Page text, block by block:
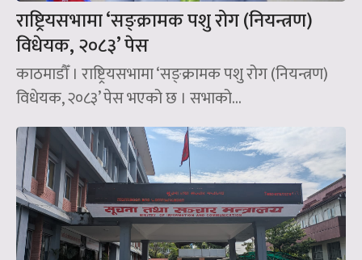
राष्ट्रियसभामा ‘सङ्क्रामक पशु रोग (नियन्त्रण)
विधेयक, २०८३’ पेस
काठमाडौँ । राष्ट्रियसभामा ‘सङ्क्रामक पशु रोग (नियन्त्रण)
विधेयक, २०८३’ पेस भएको छ । सभाको...